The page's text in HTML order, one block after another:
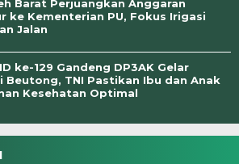
Barat Perjuangkan Anggaran
ke Kementerian PU, Fokus Irigasi
Jalan
ke-129 Gandeng DP3AK Gelar
Beutong, TNI Pastikan Ibu dan Anak
Kesehatan Optimal